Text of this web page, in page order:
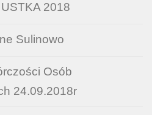
2018
Sulinowo
Osób
24.09.2018r